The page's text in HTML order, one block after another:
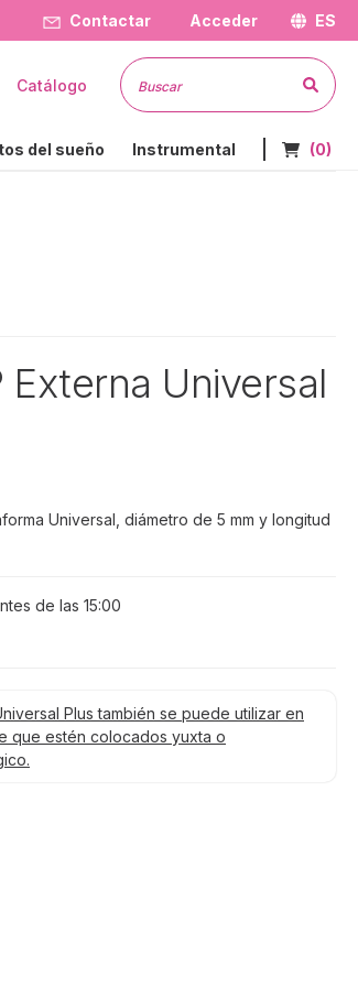
Contactar Acceder ES
del sueño Instrumental Nº de
(0)
Catálogo
Externa Universal
Universal, diámetro de 5 mm y longitud
de las 15:00
Plus también se puede utilizar en
que estén colocados yuxta o